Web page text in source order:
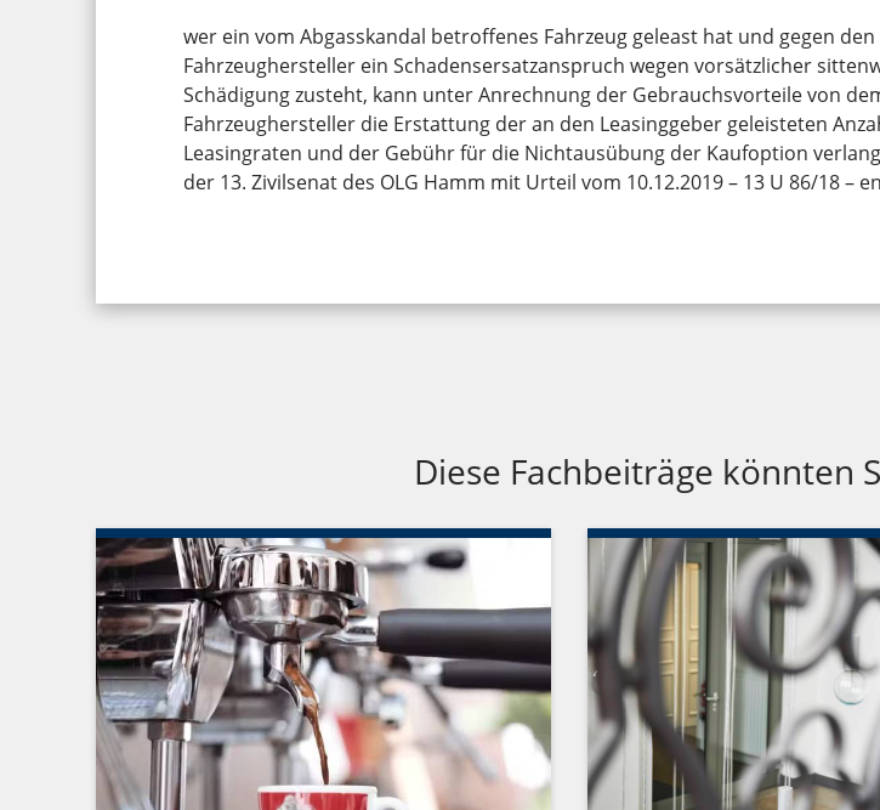
wer ein vom Abgasskandal betroffenes Fahrzeug geleast hat und gegen den
Fahrzeughersteller ein Schadensersatzanspruch wegen vorsätzlicher
Schädigung zusteht, kann unter Anrechnung der Gebrauchsvorteile von
Fahrzeughersteller die Erstattung der an den Leasinggeber geleisteten
Leasingraten und der Gebühr für die Nichtausübung der Kaufoption
der 13. Zivilsenat des OLG Hamm mit Urteil vom 10.12.2019 – 13 U 86/18 –
Diese Fachbeiträge könnten